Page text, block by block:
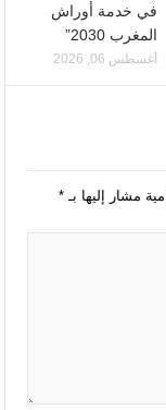
في خدمة أوراش
المغرب 2030”
أغسطس 06, 2026
مشار إليها بـ*